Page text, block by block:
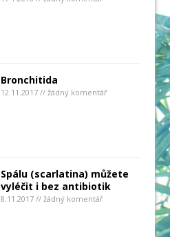
Bronchitida
12.11.2017 // žádný komentář
Spálu (scarlatina) můžete
vyléčit i bez antibiotik
8.11.2017 // žádný komentář